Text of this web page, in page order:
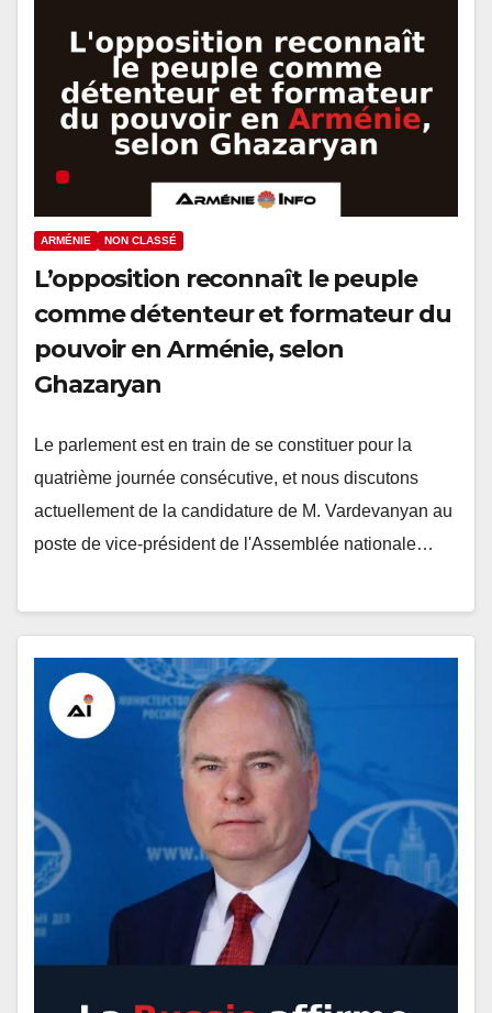
ARMÉNIE NON CLASSÉ
L’opposition reconnaît le peuple
comme détenteur et formateur du
pouvoir en Arménie, selon
Ghazaryan
Le parlement est en train de se constituer pour la
quatrième journée consécutive, et nous discutons
actuellement de la candidature de M. Vardevanyan au
poste de vice-président de l'Assemblée nationale…